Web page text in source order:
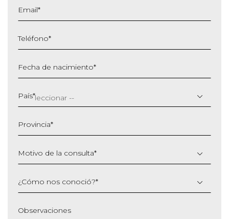
Email*
Teléfono*
Fecha de nacimiento*
barra
MM
AAAA
País*
Provincia*
Motivo de la consulta*
¿Cómo nos conoció?*
Observaciones